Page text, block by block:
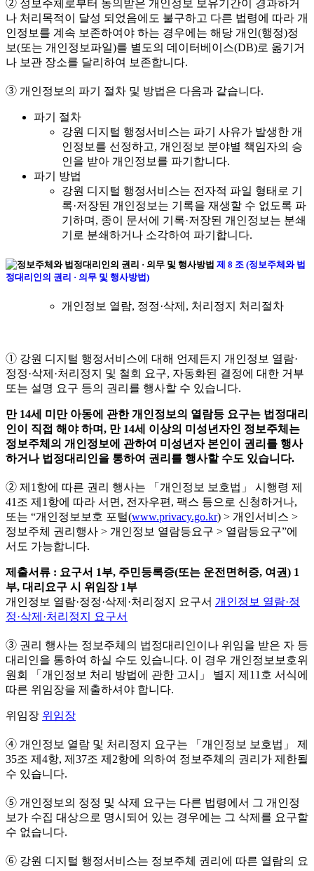
➁ 정보주체로부터 동의받은 개인정보 보유기간이 경과하거
나 처리목적이 달성 되었음에도 불구하고 다른 법령에 따라 개
인정보를 계속 보존하여야 하는 경우에는 해당 개인(행정)정
보(또는 개인정보파일)를 별도의 데이터베이스(DB)로 옮기거
나 보관 장소를 달리하여 보존합니다.
➂ 개인정보의 파기 절차 및 방법은 다음과 같습니다.
파기 절차
강원 디지털 행정서비스는 파기 사유가 발생한 개
인정보를 선정하고, 개인정보 분야별 책임자의 승
인을 받아 개인정보를 파기합니다.
파기 방법
강원 디지털 행정서비스는 전자적 파일 형태로 기
록·저장된 개인정보는 기록을 재생할 수 없도록 파
기하며, 종이 문서에 기록·저장된 개인정보는 분쇄
기로 분쇄하거나 소각하여 파기합니다.
제 8 조 (정보주체와 법
정대리인의 권리 · 의무 및 행사방법)
개인정보 열람, 정정·삭제, 처리정지 처리절차
➀ 강원 디지털 행정서비스에 대해 언제든지 개인정보 열람·
정정·삭제·처리정지 및 철회 요구, 자동화된 결정에 대한 거부
또는 설명 요구 등의 권리를 행사할 수 있습니다.
만 14세 미만 아동에 관한 개인정보의 열람등 요구는 법정대리
인이 직접 해야 하며, 만 14세 이상의 미성년자인 정보주체는
정보주체의 개인정보에 관하여 미성년자 본인이 권리를 행사
하거나 법정대리인을 통하여 권리를 행사할 수도 있습니다.
➁ 제1항에 따른 권리 행사는 「개인정보 보호법」 시행령 제
41조 제1항에 따라 서면, 전자우편, 팩스 등으로 신청하거나,
또는 “개인정보보호 포털(www.privacy.go.kr) > 개인서비스 >
정보주체 권리행사 > 개인정보 열람등요구 > 열람등요구”에
서도 가능합니다.
제출서류 : 요구서 1부, 주민등록증(또는 운전면허증, 여권) 1
부, 대리요구 시 위임장 1부
개인정보 열람·정정·삭제·처리정지 요구서 개인정보 열람·정
정·삭제·처리정지 요구서
➂ 권리 행사는 정보주체의 법정대리인이나 위임을 받은 자 등
대리인을 통하여 하실 수도 있습니다. 이 경우 개인정보보호위
원회 「개인정보 처리 방법에 관한 고시」 별지 제11호 서식에
따른 위임장을 제출하셔야 합니다.
위임장 위임장
➃ 개인정보 열람 및 처리정지 요구는 「개인정보 보호법」 제
35조 제4항, 제37조 제2항에 의하여 정보주체의 권리가 제한될
수 있습니다.
➄ 개인정보의 정정 및 삭제 요구는 다른 법령에서 그 개인정
보가 수집 대상으로 명시되어 있는 경우에는 그 삭제를 요구할
수 없습니다.
➅ 강원 디지털 행정서비스는 정보주체 권리에 따른 열람의 요